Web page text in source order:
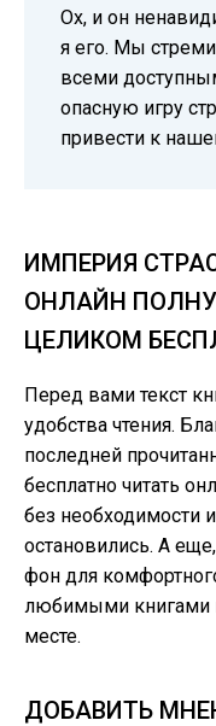
Ох, и он
я его. Мы
всеми
опасную игру
привести к
ИМПЕРИЯ
ОНЛАЙН
ЦЕЛИКОМ
Перед вами текст
удобства чтения.
последней
бесплатно читать
без необходимости
остановились. А
фон для
любимыми книгами
месте.
ДОБАВИТЬ